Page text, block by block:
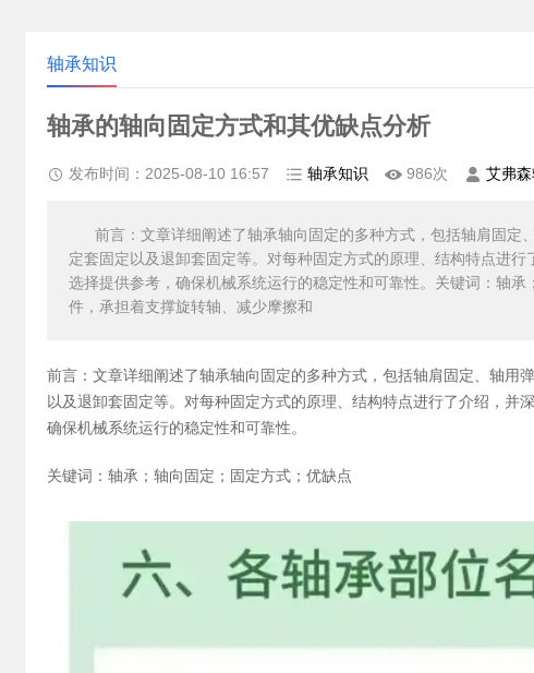
轴承知识
轴承的轴向固定方式和其优缺点分析
发布时间：2025-08-10 16:57 轴承知识 986次 艾弗
前言：文章详细阐述了轴承轴向固定的多种方式，包括轴肩固
定套固定以及退卸套固定等。对每种固定方式的原理、结构特点进
选择提供参考，确保机械系统运行的稳定性和可靠性。关键词：轴
件，承担着支撑旋转轴、减少摩擦和
前言：文章详细阐述了轴承轴向固定的多种方式，包括轴肩固定、轴用
以及退卸套固定等。对每种固定方式的原理、结构特点进行了介绍，并
确保机械系统运行的稳定性和可靠性。
关键词：轴承；轴向固定；固定方式；优缺点